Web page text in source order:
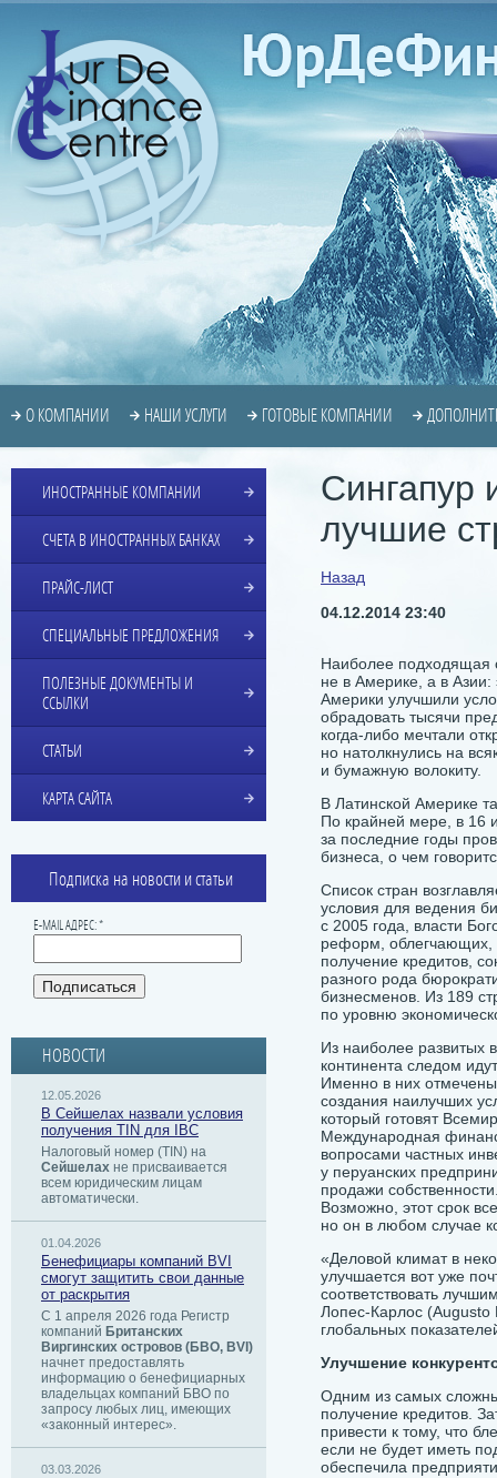
О КОМПАНИИ НАШИ УСЛУГИ ГОТОВЫЕ КОМПАНИИ
лучшие
Назад
04.12.2014 23:40
Наиболее подходящая
не в Америке, а в Азии:
Америки улучшили
обрадовать тысячи
когда-либо мечтали
но натолкнулись на
и бумажную волокиту.
В Латинской Америке
По крайней мере, в 16
за последние годы
бизнеса, о чем
Список стран
условия для ведения
с 2005 года, власти
реформ, облегчающих,
получение кредитов,
разного рода
бизнесменов. Из 189
по уровню
Из наиболее развитых
континента следом
Именно в них
создания наилучших
который готовят
Международная
вопросами частных
у перуанских
продажи
Возможно, этот срок
но он в любом случае
«Деловой климат в
улучшается вот уже
соответствовать
Лопес-Карлос (Augusto
глобальных
Улучшение
Одним из самых
получение кредитов.
привести к тому, что
если не будет иметь
обеспечила
ИНОСТРАННЫЕ КОМПАНИИ
СЧЕТА В ИНОСТРАННЫХ БАНКАХ
ПРАЙС-ЛИСТ
СПЕЦИАЛЬНЫЕ ПРЕДЛОЖЕНИЯ
ПОЛЕЗНЫЕ ДОКУМЕНТЫ И
ССЫЛКИ
СТАТЬИ
КАРТА САЙТА
Подписка на новости и статьи
E-MAIL АДРЕС: *
НОВОСТИ
12.05.2026
В Сейшелах назвали условия
получения TIN для IBC
Налоговый номер (TIN) на
Сейшелах не присваивается
всем юридическим лицам
автоматически.
01.04.2026
Бенефициары компаний BVI
смогут защитить свои данные
от раскрытия
С 1 апреля 2026 года Регистр
компаний Британских
Виргинских островов (БВО, BVI)
начнет предоставлять
информацию о бенефициарных
владельцах компаний БВО по
запросу любых лиц, имеющих
«законный интерес».
03.03.2026